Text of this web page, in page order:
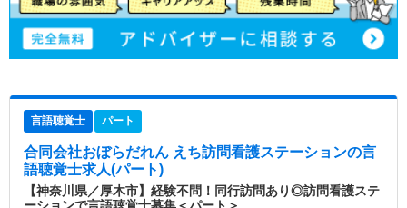
言語聴覚士 パート
合同会社おぼらだれん えち訪問看護ステーションの言
語聴覚士求人(パート)
【神奈川県／厚木市】経験不問！同行訪問あり◎訪問看護ステ